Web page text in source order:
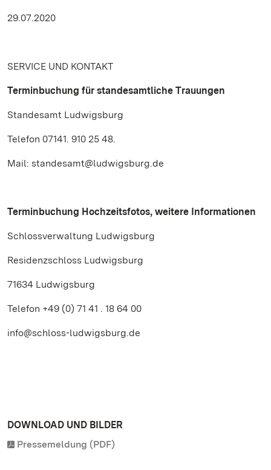
29.07.2020
SERVICE UND KONTAKT
Terminbuchung für standesamtliche Trauungen
Standesamt Ludwigsburg
Telefon 07141. 910 25 48.
Mail: standesamt@ludwigsburg.de
Terminbuchung Hochzeitsfotos, weitere Informationen
Schlossverwaltung Ludwigsburg
Residenzschloss Ludwigsburg
71634 Ludwigsburg
Telefon +49 (0) 71 41 . 18 64 00
info@schloss-ludwigsburg.de
DOWNLOAD UND BILDER
Pressemeldung (PDF)